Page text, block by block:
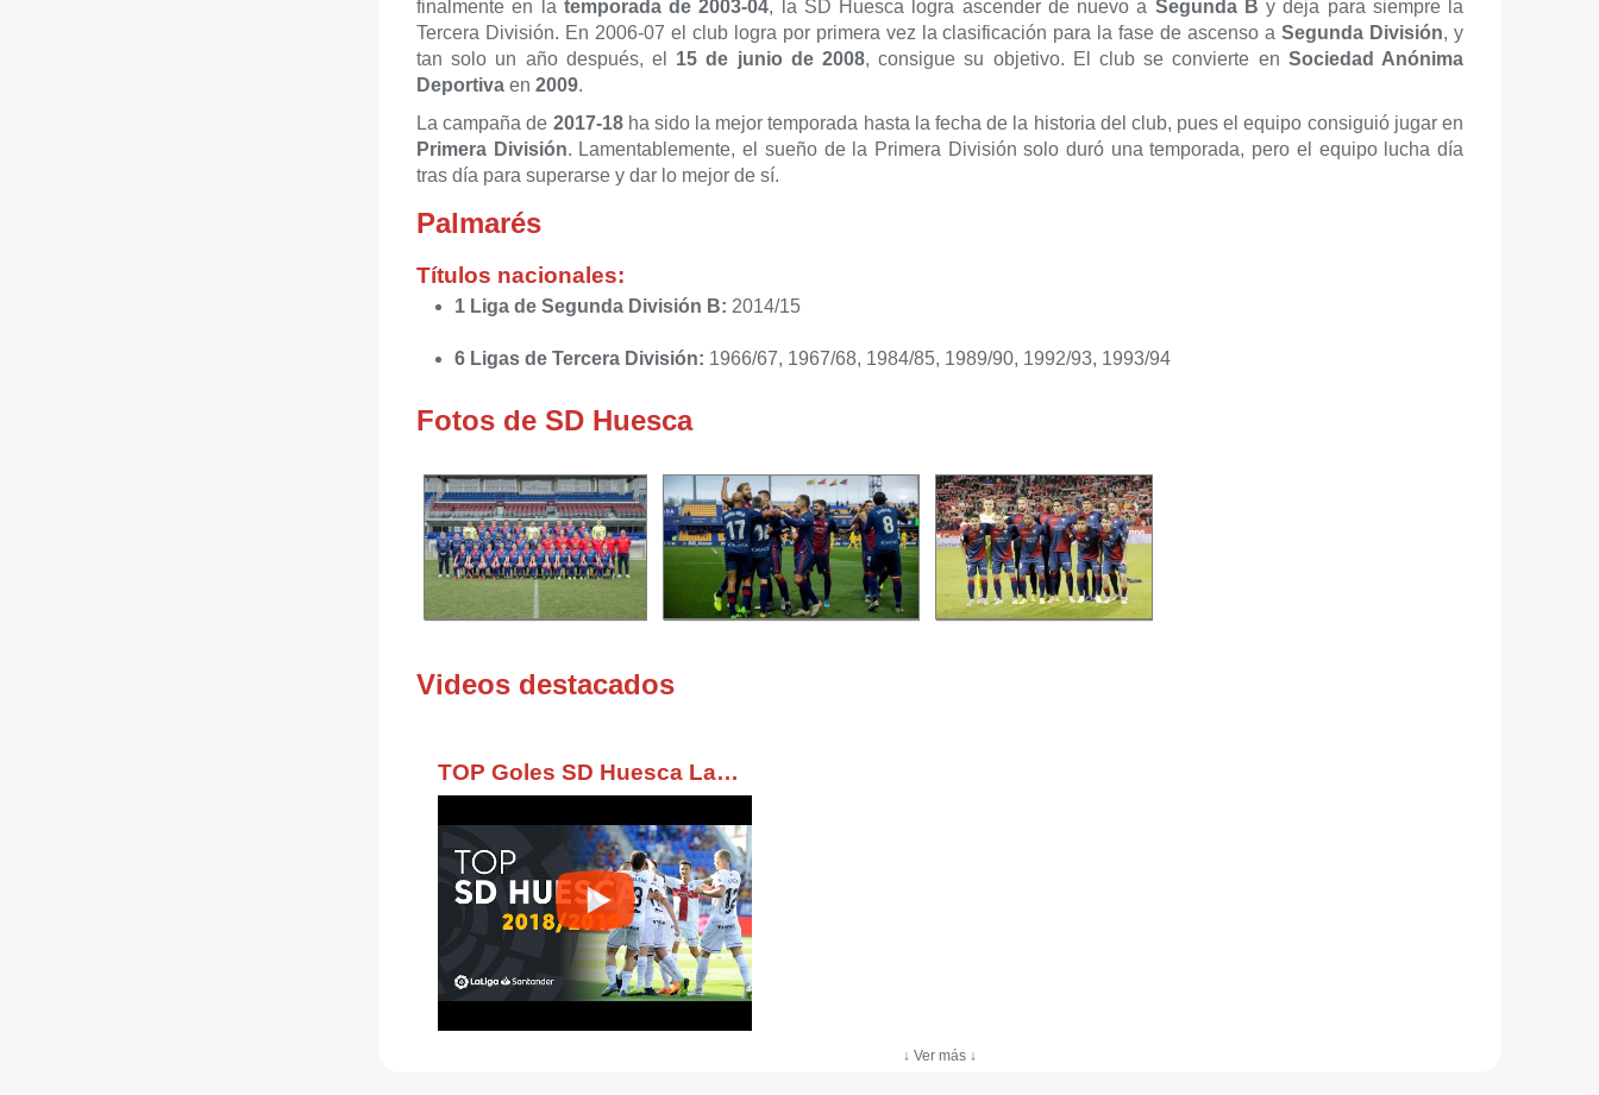
↓ Ver más ↓
finalmente en la temporada de 2003-04, la SD Huesca logra ascender de nuevo a Segunda B y deja para siempre la
Tercera División. En 2006-07 el club logra por primera vez la clasificación para la fase de ascenso aSegunda División, y
tan solo un año después, el 15 de junio de 2008, consigue su objetivo. El club se convierte en Sociedad Anónima
Deportiva en 2009.
La campaña de 2017-18ha sido la mejor temporada hasta la fecha de la historia del club, pues el equipo consiguió jugar en
Primera División. Lamentablemente, el sueño de la Primera División solo duró una temporada, pero el equipo lucha día
tras día para superarse y dar lo mejor de sí.
Palmarés
Títulos nacionales:
1 Liga de Segunda División B: 2014/15
6 Ligas de Tercera División: 1966/67, 1967/68, 1984/85, 1989/90, 1992/93, 1993/94
Fotos de SD Huesca
Videos destacados
TOP Goles SD Huesca LaLiga Santander 2018/2019